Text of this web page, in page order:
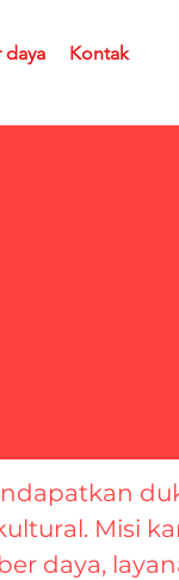
daya Kontak
Misi
daya,